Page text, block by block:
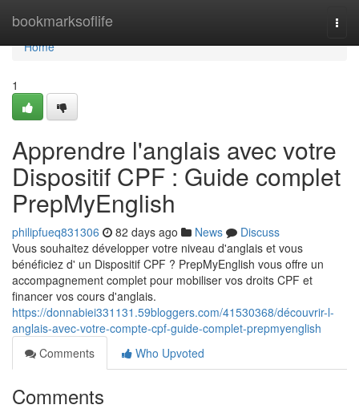
bookmarksoflife
Home
Home
1
Apprendre l'anglais avec votre
Dispositif CPF : Guide complet
PrepMyEnglish
philipfueq831306 82 days ago News
Discuss
Vous souhaitez développer votre niveau d'anglais et vous
bénéficiez d' un Dispositif CPF ? PrepMyEnglish vous offre un
accompagnement complet pour mobiliser vos droits CPF et
financer vos cours d'anglais.
https://donnabiei331131.59bloggers.com/41530368/découvrir-l-
anglais-avec-votre-compte-cpf-guide-complet-prepmyenglish
Comments
Who Upvoted
Comments